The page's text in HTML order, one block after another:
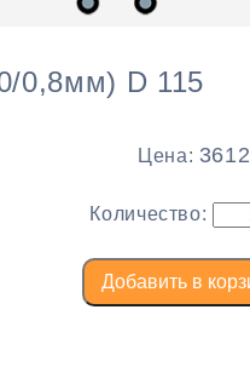
0,8мм) D 115
Цена: 3612
Количество: